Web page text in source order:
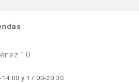
10
y 17:00-20:30